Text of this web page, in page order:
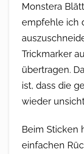
Monstera
empfehle ich
Trickmarker
übertragen.
ist, dass die
wieder
Beim Sticken
einfachen